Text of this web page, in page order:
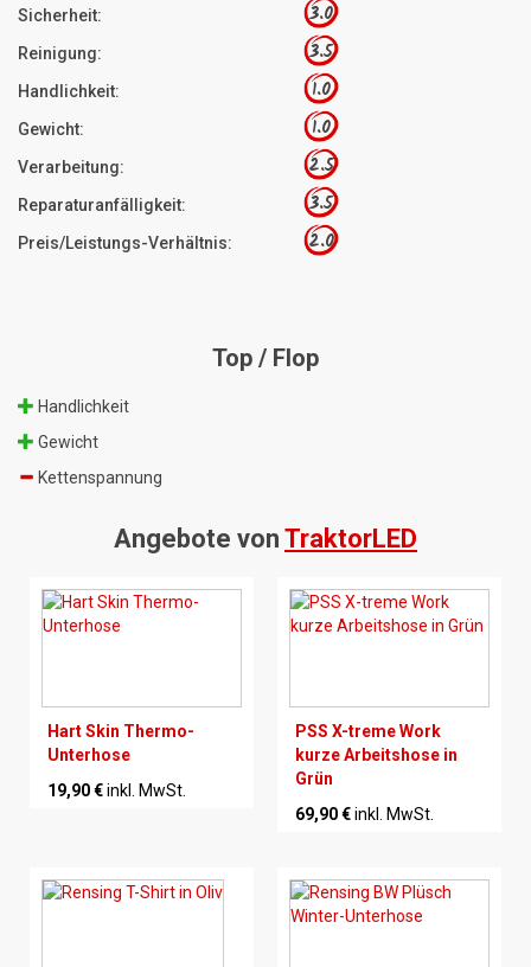
Sicherheit: 3.0
Reinigung: 3.5
Handlichkeit: 1.0
Gewicht: 1.0
Verarbeitung: 2.5
Reparaturanfälligkeit: 3.5
Preis/Leistungs-Verhältnis: 2.0
Top / Flop
Handlichkeit
Gewicht
Kettenspannung
Angebote von TraktorLED
Hart Skin Thermo-
Unterhose
19,90 €inkl. MwSt.
PSS X-treme Work
kurze Arbeitshose in
Grün
69,90 €inkl. MwSt.